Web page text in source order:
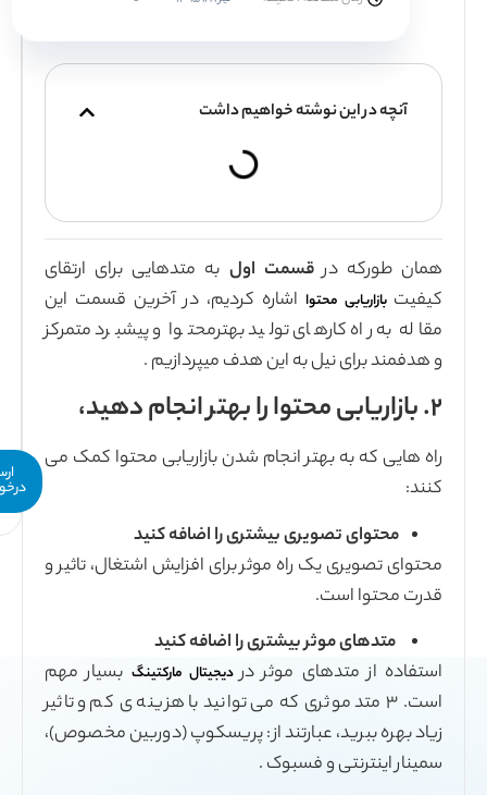
خواهیم داشت
اولبه متدهایی برای ارتقای
کردیم، در آخرین قسمت این
تولید بهترمحتوا و پیشبرد متمرکز
این هدف میپردازیم .
شدن بازاریابی محتوا کمک می
بیشتری را اضافه کنید
موثر برای افزایش اشتغال، تاثیر و
را اضافه کنید
دردیجیتال مارکتینگبسیار مهم
که می توانید با هزینه ی کم و تاثیر
از: پریسکوپ (دوربین مخصوص)،
ارسال